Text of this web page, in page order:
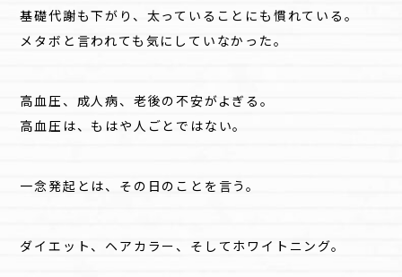
基礎代謝も下がり、太っていることにも慣れている。
メタボと言われても気にしていなかった。
高血圧、成人病、老後の不安がよぎる。
高血圧は、もはや人ごとではない。
一念発起とは、その日のことを言う。
ダイエット、ヘアカラー、そしてホワイトニング。